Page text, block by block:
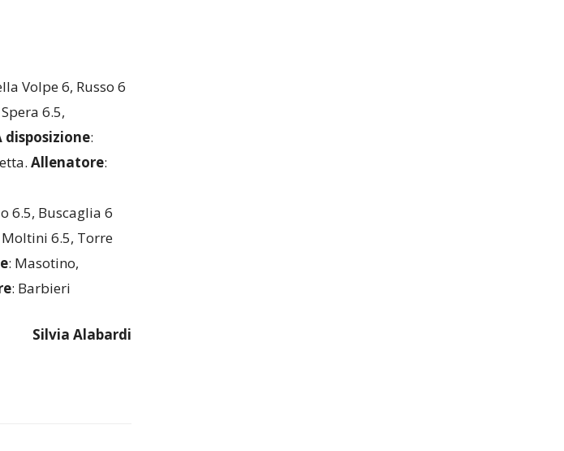
Volpe 6, Russo 6
6.5,
disposizione:
Allenatore:
6.5, Buscaglia 6
Moltini 6.5, Torre
: Masotino,
: Barbieri
Silvia Alabardi